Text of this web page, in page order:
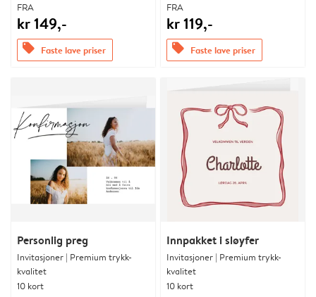
FRA
kr 149,-
offers Faste lave priser
FRA
kr 119,-
offers Faste lave priser
Personlig preg
Invitasjoner | Premium trykk-
kvalitet
10 kort
Innpakket i sløyfer
Invitasjoner | Premium trykk-
kvalitet
10 kort